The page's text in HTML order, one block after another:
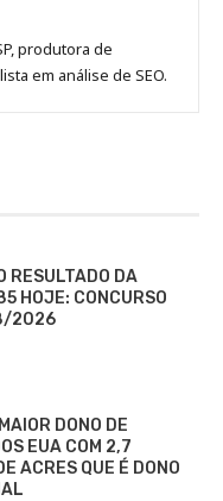
produtora de
em análise de SEO.
RESULTADO DA
HOJE: CONCURSO
2026
DONO DE
EUA COM 2,7
ACRES QUE É DONO